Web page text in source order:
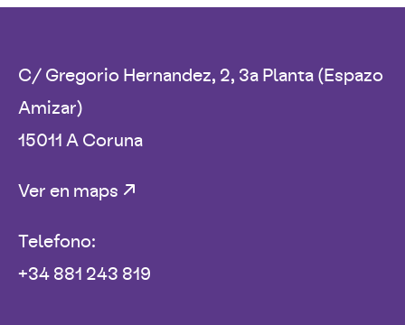
C/ Gregorio Hernandez, 2, 3a Planta (Espazo
Amizar)
15011 A Coruna
Ver en maps
Telefono:
+34 881 243 819